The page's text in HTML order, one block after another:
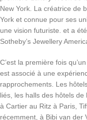
New York. La créatrice de
York et connue pour ses
une vision futuriste. et a
Sotheby’s Jewellery
C’est la première fois
est associé à une
rapprochements. Les
liés, les halls des hôtels de
à Cartier au Ritz à Paris,
récemment, à Bibi van der